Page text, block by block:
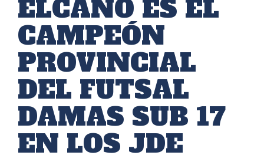
ELCANO ES EL
CAMPEÓN
PROVINCIAL
DEL FUTSAL
DAMAS SUB 17
EN LOS JDE